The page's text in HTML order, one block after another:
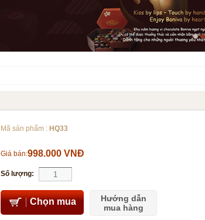
Mã sản phẩm : HQ33
Giá bán:998.000 VNĐ
Số lượng:
Chọn mua
Hướng dẫn
mua hàng